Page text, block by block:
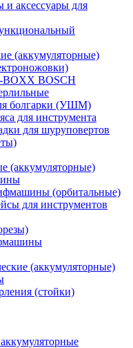
и аксессуары для
(аккумуляторные)
BOXX BOSCH
болгарки (УШМ)
для инструмента
для шуруповертов
(аккумуляторные)
(орбитальные)
для инструментов
(аккумуляторные)
(стойки)